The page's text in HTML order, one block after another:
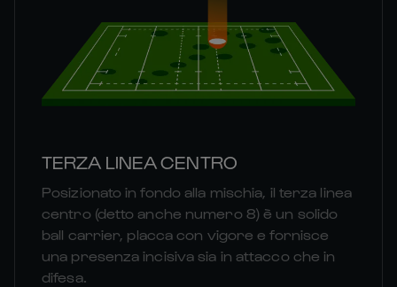
TERZA LINEA CENTRO
Posizionato in fondo alla mischia, il terza linea
centro (detto anche numero 8) è un solido
ball carrier, placca con vigore e fornisce
una presenza incisiva sia in attacco che in
difesa.